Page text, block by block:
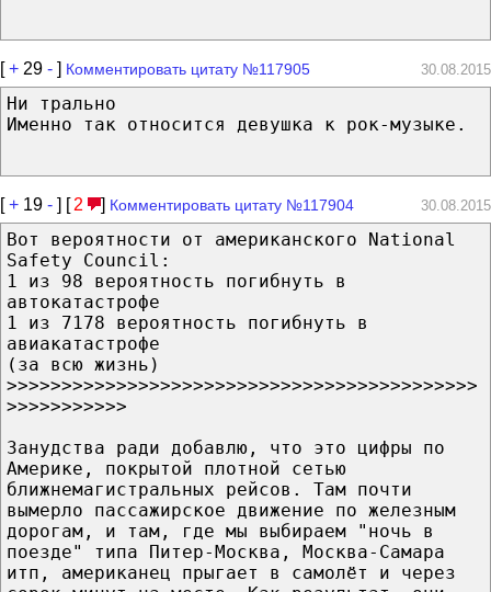
[+ 29 - ] Комментировать цитату №117905 30.08.2015
Ни трально
Именно так относится девушка к рок-музыке.
[+ 19 - ] [ 2 ] Комментировать цитату №117904 30.08.2015
Вот вероятности от американского National
Safety Council:
1 из 98 вероятность погибнуть в
автокатастрофе
1 из 7178 вероятность погибнуть в
авиакатастрофе
(за всю жизнь)
>>>>>>>>>>>>>>>>>>>>>>>>>>>>>>>>>>>>>>>>>>>
>>>>>>>>>>>
Занудства ради добавлю, что это цифры по
Америке, покрытой плотной сетью
ближнемагистральных рейсов. Там почти
вымерло пассажирское движение по железным
дорогам, и там, где мы выбираем "ночь в
поезде" типа Питер-Москва, Москва-Самара
итп, американец прыгает в самолёт и через